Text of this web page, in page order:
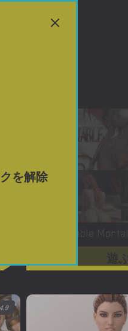
The Insatiable Mortal
4.9
を解除